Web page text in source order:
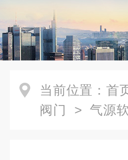
当前位置： 首
阀门
> 气源